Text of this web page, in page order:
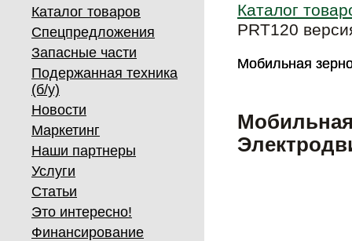
Каталог товаров
Спецпредложения
Запасные части
Подержанная техника
(б/у)
Новости
Маркетинг
Наши партнеры
Услуги
Статьи
Это интересно!
Финансирование
Каталог
PRT120
Мобильная
Мобильная